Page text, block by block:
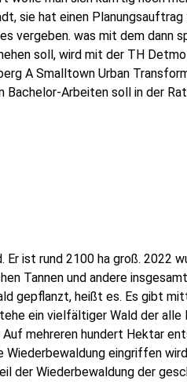
sie hat einen Planungsauftrag
vergeben. was mit dem dann
soll, wird mit der TH
A Smalltown Urban
Arbeiten soll in der
ist rund 2100 ha groß. 2022
Tannen und andere
gepflanzt, heißt es. Es gibt
ein vielfältiger Wald der alle
mehreren hundert Hektar
Wiederbewaldung eingriffen
der Wiederbewaldung der